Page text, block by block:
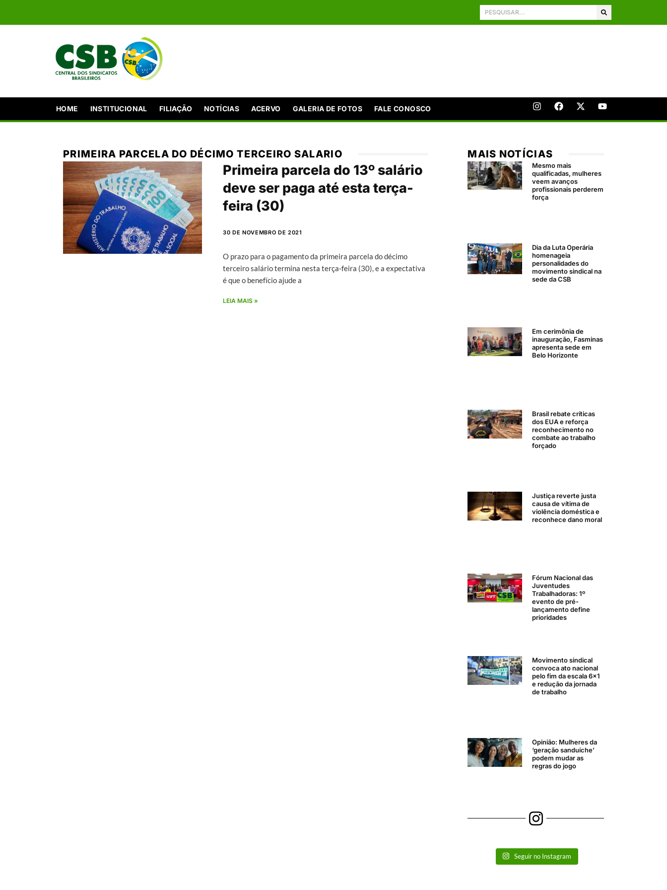
HOME INSTITUCIONAL FILIAÇÃO NOTÍCIAS ACERVO GALERIA DE FOTOS FALE CONOSCO
PRIMEIRA PARCELA DO DÉCIMO TERCEIRO SALARIO
Primeira parcela do 13º salário
deve ser paga até esta terça-
feira (30)
30 DE NOVEMBRO DE 2021
O prazo para o pagamento da primeira parcela do décimo
terceiro salário termina nesta terça-feira (30), e a expectativa
é que o benefício ajude a
LEIA MAIS »
MAIS NOTÍCIAS
Mesmo mais
qualificadas, mulheres
veem avanços
profissionais perderem
força
Dia da Luta Operária
homenageia
personalidades do
movimento sindical na
sede da CSB
Em cerimônia de
inauguração, Fasminas
apresenta sede em
Belo Horizonte
Brasil rebate críticas
dos EUA e reforça
reconhecimento no
combate ao trabalho
forçado
Justiça reverte justa
causa de vítima de
violência doméstica e
reconhece dano moral
Fórum Nacional das
Juventudes
Trabalhadoras: 1º
evento de pré-
lançamento define
prioridades
Movimento sindical
convoca ato nacional
pelo fim da escala 6×1
e redução da jornada
de trabalho
Opinião: Mulheres da
‘geração sanduíche’
podem mudar as
regras do jogo
Seguir no Instagram